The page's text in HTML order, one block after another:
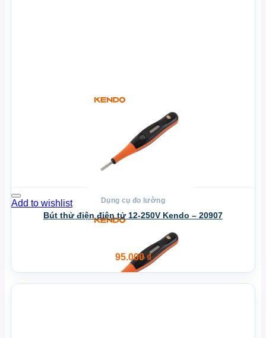
Add to wishlist Dụng cụ đo lường
Bút thử điện điện tử 12-250V Kendo – 20907
95.000₫